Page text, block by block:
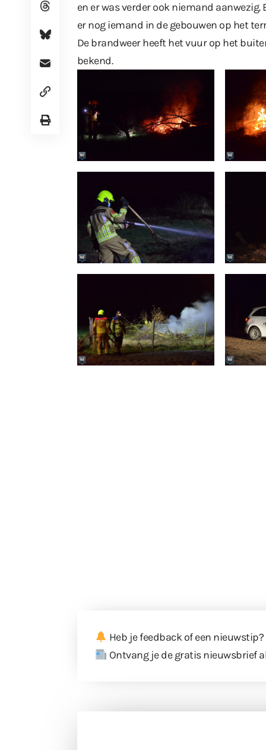
en er was verder ook niemand
er nog iemand in de gebouwen op het
De brandweer heeft het vuur op het
bekend.
Heb je feedback of een nieuwstip?
Ontvang je de gratis nieuwsbrief